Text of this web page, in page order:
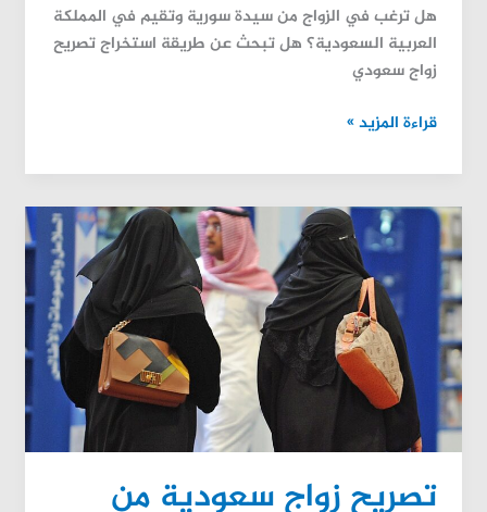
هل ترغب في الزواج من سيدة سورية وتقيم في المملكة
العربية السعودية؟ هل تبحث عن طريقة استخراج تصريح
زواج سعودي
قراءة المزيد »
تصريح زواج سعودية من
تصريح
سعودية
أجنبي
الإجراءات
والشروط
بالتفصيل